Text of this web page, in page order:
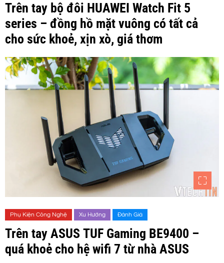
Trên tay bộ đôi HUAWEI Watch Fit 5
series – đồng hồ mặt vuông có tất cả
cho sức khoẻ, xịn xò, giá thơm
Phụ Kiện Công Nghệ Xu Hướng Đánh Giá
Trên tay ASUS TUF Gaming BE9400 –
quá khoẻ cho hệ wifi 7 từ nhà ASUS